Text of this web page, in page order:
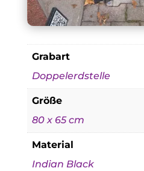
Grabart
Doppelerdstelle
Größe
80 x 65 cm
Material
Indian Black